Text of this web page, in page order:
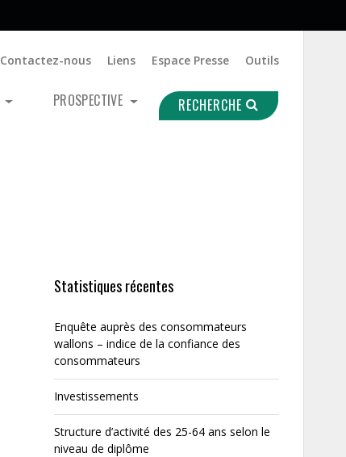
Contactez-nous Liens Espace Presse Outils
PROSPECTIVE RECHERCHE
Statistiques récentes
Enquête auprès des consommateurs
wallons – indice de la confiance des
consommateurs
Investissements
Structure d’activité des 25-64 ans selon le
niveau de diplôme